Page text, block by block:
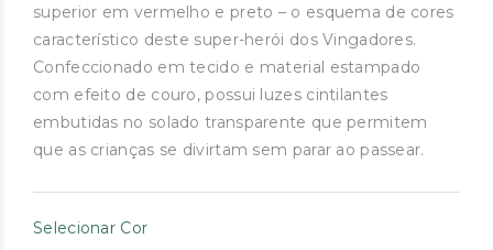
superior em vermelho e preto – o esquema de cores
característico deste super-herói dos Vingadores.
Confeccionado em tecido e material estampado
com efeito de couro, possui luzes cintilantes
embutidas no solado transparente que permitem
que as crianças se divirtam sem parar ao passear.
Selecionar Cor